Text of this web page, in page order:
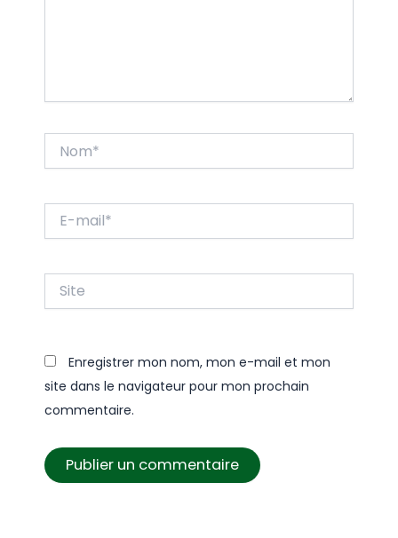
mail*
Enregistrer mon nom, mon e-mail et mon
site dans le navigateur pour mon prochain
commentaire.